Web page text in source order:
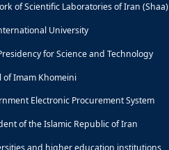
of Scientific Laboratories of Iran (Shaa)
University
for Science and Technology
of Imam Khomeini
Electronic Procurement System
of the Islamic Republic of Iran
and higher education institutions